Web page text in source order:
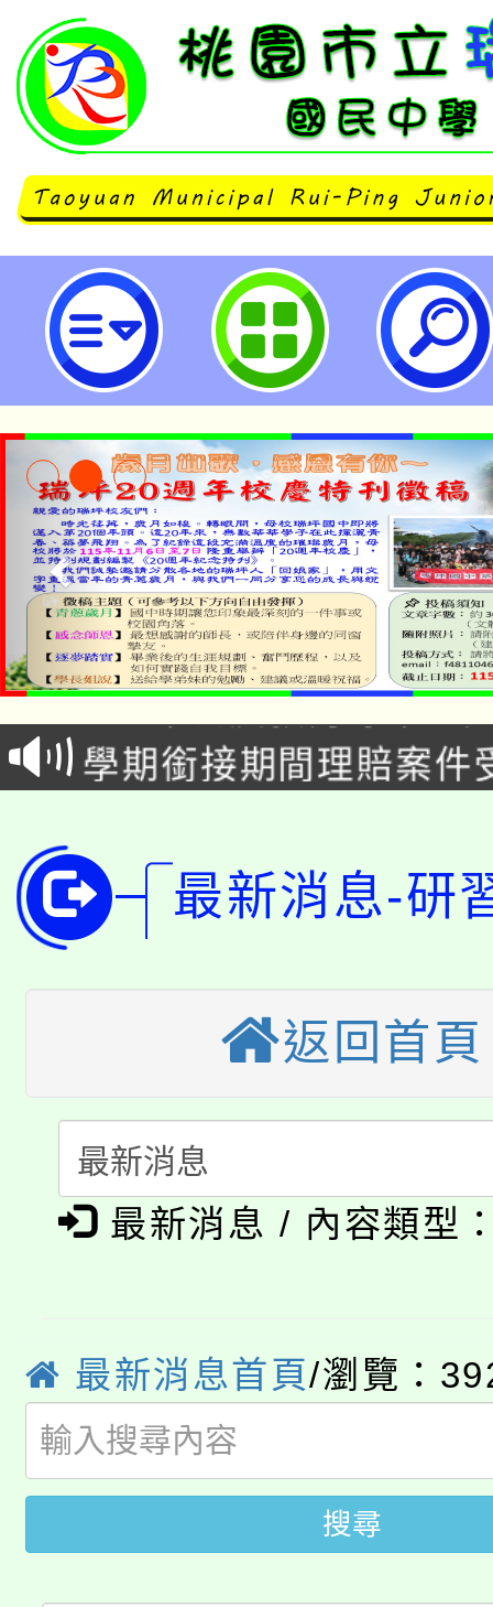
大成自造教育及科技中心辦理114
習-桃園市立瑞坪國民中學
淨零綠生活教案入校路
會
115年食農教育專業人
程
學期銜接期間理賠案件
版
淨零綠領人才培育課程
公告本校115學年度第
代理(課)教師甄選結果(
「2026金融保險知識
生本土語及新住民語歌
公告本校115學年度第
代理(課)教師甄選結果(
轉知中國文化大學推廣
《TA101》溝通分析基
系所師生報名參加。
淨零綠生活教案入校路
會
115年食農教育專業人
學籍身 分審查程序及
版
淨零綠領人才培育課程
公告本校115學年度第
代理(課)教師甄選結果(
「2026金融保險知識
桃園市115學年度學生
最新消息-研
返回首頁
最新消息 / 內容類型
最新消息首頁/瀏覽：
搜尋